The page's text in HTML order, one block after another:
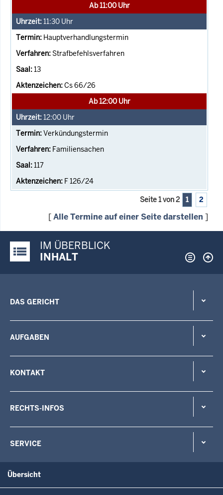
Ab 11:00 Uhr
11:30 Uhr
Hauptverhandlungstermin
Strafbefehlsverfahren
13
Cs 66/26
Ab 12:00 Uhr
12:00 Uhr
Verkündungstermin
Familiensachen
117
F 126/24
Seite 1 von 2 1 2
[Alle Termine auf einer Seite darstellen ]
Justiz-Portal im Überblick:
IM ÜBERBLICK
INHALT
DAS GERICHT
AUFGABEN
KONTAKT
RECHTS-INFOS
SERVICE
Übersicht